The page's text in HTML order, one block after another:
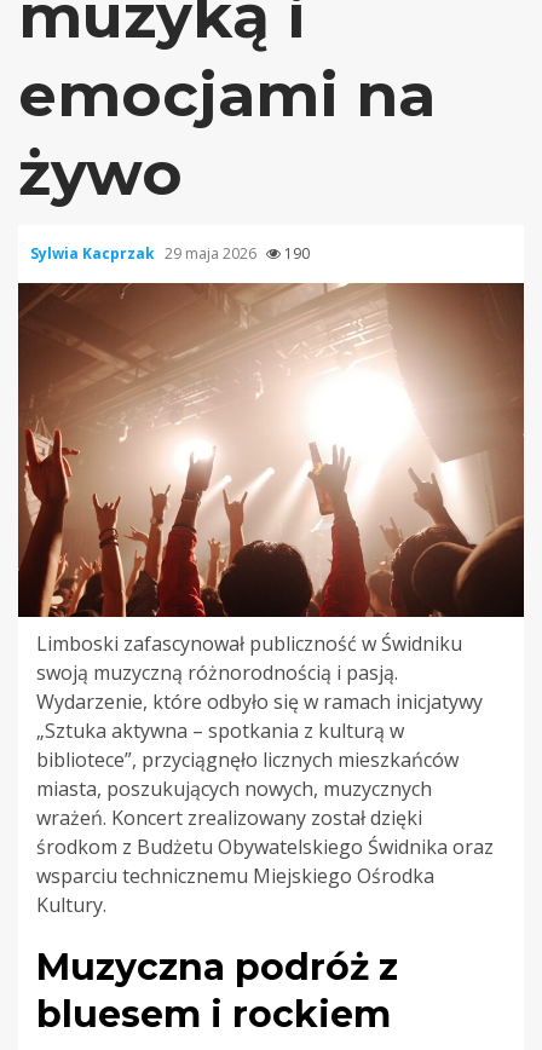
muzyką i
emocjami na
żywo
Sylwia Kacprzak 29 maja 2026 190
Limboski zafascynował publiczność w Świdniku
swoją muzyczną różnorodnością i pasją.
Wydarzenie, które odbyło się w ramach inicjatywy
„Sztuka aktywna – spotkania z kulturą w
bibliotece”, przyciągnęło licznych mieszkańców
miasta, poszukujących nowych, muzycznych
wrażeń. Koncert zrealizowany został dzięki
środkom z Budżetu Obywatelskiego Świdnika oraz
wsparciu technicznemu Miejskiego Ośrodka
Kultury.
Muzyczna podróż z
bluesem i rockiem